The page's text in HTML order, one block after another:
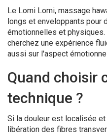
Le Lomi Lomi, massage
longs et enveloppants pour
émotionnelles et
cherchez une expérience
aussi sur l'aspect
Quand choisir
technique ?
Si la douleur est localisée
libération des fibres